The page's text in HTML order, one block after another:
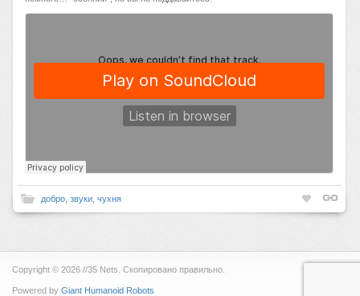
добро, звуки, чухня
Copyright © 2026 //35 Nets. Скопировано правильно.
Powered by Giant Humanoid Robots